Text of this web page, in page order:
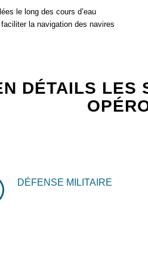
le long des cours d’eau
la navigation des navires
DÉTAILS LES
DÉFENSE MILITAIRE